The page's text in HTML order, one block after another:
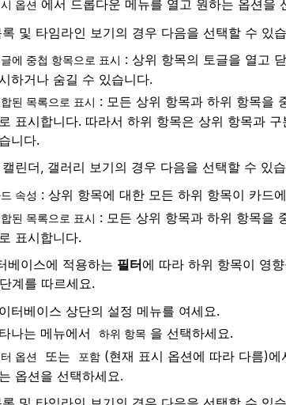
옵션 에서 드롭다운 메뉴를 열고 원하는 옵션을
및 타임라인 보기의 경우 다음을 선택할 수 있
에 중첩 항목으로 표시 : 상위 항목의 토글을 열고
하거나 숨길 수 있습니다.
된 목록으로 표시 : 모든 상위 항목과 하위 항목을
표시합니다. 따라서 하위 항목은 상위 항목과
니다.
린더, 갤러리 보기의 경우 다음을 선택할 수 있
속성 : 상위 항목에 대한 모든 하위 항목이 카드
된 목록으로 표시 : 모든 상위 항목과 하위 항목을
표시합니다.
베이스에 적용하는 필터에 따라 하위 항목이 영
계를 따르세요.
터베이스 상단의 설정 메뉴를 여세요.
나는 메뉴에서
하위 항목 을 선택하세요.
옵션 또는 포함 (현재 표시 옵션에 따라 다름)
옵션을 선택하세요.